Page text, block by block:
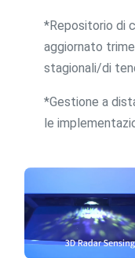
*Repositorio di
aggiornato
stagionali/di
*Gestione a
le